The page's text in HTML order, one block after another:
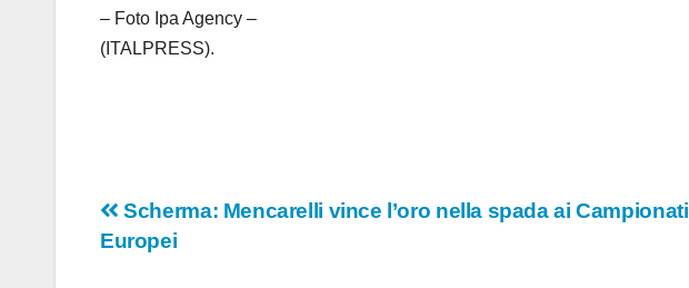
– Foto Ipa Agency –
(ITALPRESS).
Navigazione
articoli
Scherma: Mencarelli vince l’oro nella spada ai Campionati
Europei